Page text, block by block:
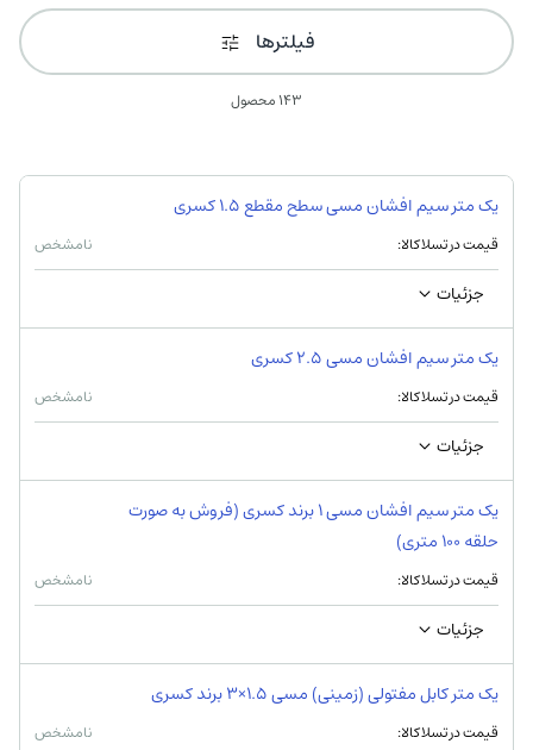
143 محصول
فیلترها
یک متر سیم افشان مسی سطح مقطع 1.5 کسری
قیمت در تسلاکالا: نامشخص
جزئیات
یک متر سیم افشان مسی 2.5 کسری
قیمت در تسلاکالا: نامشخص
جزئیات
یک متر سیم افشان مسی 1 برند کسری (فروش به صورت
حلقه 100 متری)
قیمت در تسلاکالا: نامشخص
جزئیات
یک متر کابل مفتولی (زمینی) مسی 1.5×3 برند کسری
قیمت در تسلاکالا: نامشخص